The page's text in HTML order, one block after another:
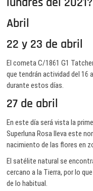
Abril
22 y 23 de abril
El cometa C/1861 G1
que tendrán actividad del 16
durante estos días.
27 de abril
En este día será vista la
Superluna Rosa lleva este
nacimiento de las flores en
El satélite natural se
cercano a la Tierra, por lo
de lo habitual.